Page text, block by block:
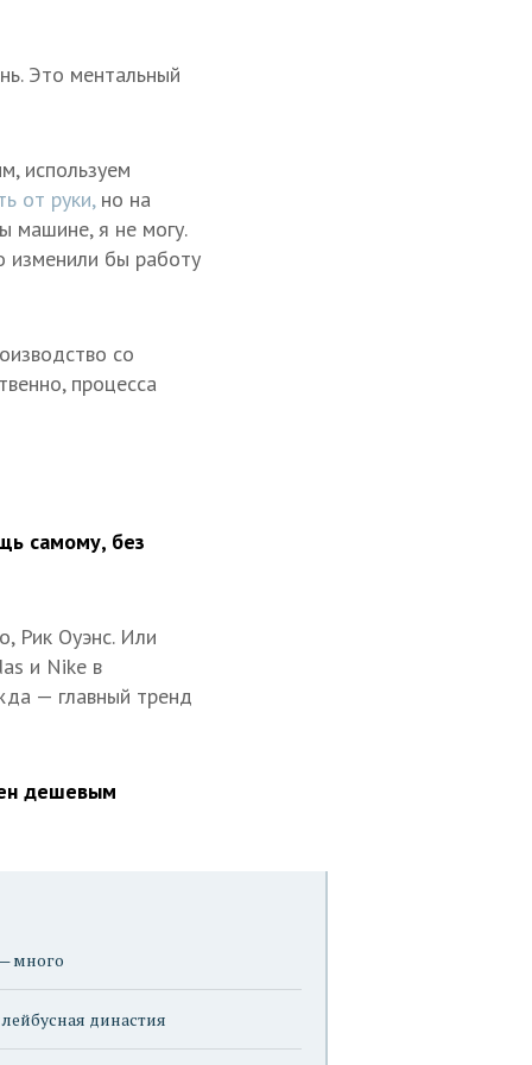
Это ментальный
используем
от руки,но на
машине, я не могу.
изменили бы работу
со
процесса
самому, без
Рик Оуэнс. Или
и Nike в
— главный тренд
дешевым
много
династия